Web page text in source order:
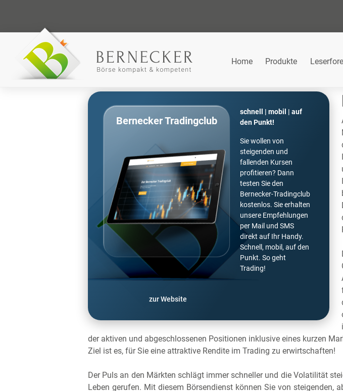
Home Produkte
Bernecker Tradingclub
schnell | mobil | auf
den Punkt!
Sie wollen von
steigenden und
fallenden Kursen
profitieren? Dann
testen Sie den
Bernecker-Tradingclub
kostenlos. Sie erhalten
unsere Empfehlungen
per Mail und SMS
direkt auf Ihr Handy.
Schnell, mobil, auf den
Punkt. So geht
Trading!
zur Website
der aktiven und abgeschlossenen Positionen inklusive eines kurzen
Ziel ist es, für Sie eine attraktive Rendite im Trading zu erwirtschaften!
Der Puls an den Märkten schlägt immer schneller und die Volatilität
Leben gerufen. Mit diesem Börsendienst können Sie von steigenden,